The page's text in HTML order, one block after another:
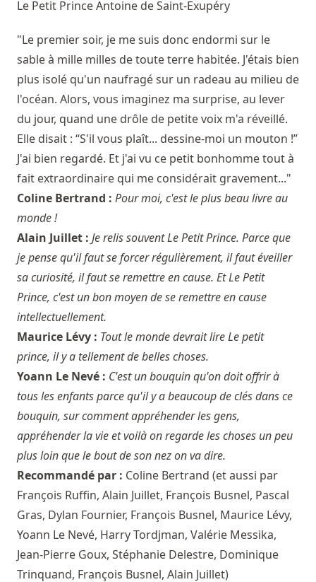
Le Petit PrinceAntoine de Saint-Exupéry
"Le premier soir, je me suis donc endormi sur le
sable à mille milles de toute terre habitée. J'étais bien
plus isolé qu'un naufragé sur un radeau au milieu de
l'océan. Alors, vous imaginez ma surprise, au lever
du jour, quand une drôle de petite voix m'a réveillé.
Elle disait : “S'il vous plaît... dessine-moi un mouton !”
J'ai bien regardé. Et j'ai vu ce petit bonhomme tout à
fait extraordinaire qui me considérait gravement..."
Coline Bertrand : Pour moi, c'est le plus beau livre au
monde !
Alain Juillet : Je relis souvent Le Petit Prince. Parce que
je pense qu'il faut se forcer régulièrement, il faut éveiller
sa curiosité, il faut se remettre en cause. Et Le Petit
Prince, c'est un bon moyen de se remettre en cause
intellectuellement.
Maurice Lévy : Tout le monde devrait lire Le petit
prince, il y a tellement de belles choses.
Yoann Le Nevé : C'est un bouquin qu'on doit offrir à
tous les enfants parce qu'il y a beaucoup de clés dans ce
bouquin, sur comment appréhender les gens,
appréhender la vie et voilà on regarde les choses un peu
plus loin que le bout de son nez on va dire.
Recommandé par : Coline Bertrand (et aussi par
François Ruffin, Alain Juillet, François Busnel, Pascal
Gras, Dylan Fournier, François Busnel, Maurice Lévy,
Yoann Le Nevé, Harry Tordjman, Valérie Messika,
Jean-Pierre Goux, Stéphanie Delestre, Dominique
Trinquand, François Busnel, Alain Juillet)